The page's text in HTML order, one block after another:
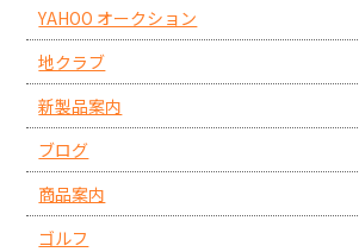
YAHOO オークション
地クラブ
新製品案内
ブログ
商品案内
ゴルフ